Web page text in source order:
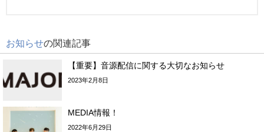
お知らせの関連記事
【重要】音源配信に関する大切なお知らせ
2023年2月8日
MEDIA情報！
2022年6月29日